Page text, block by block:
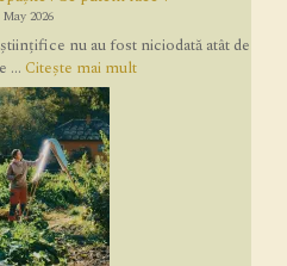
2026
nu au fost niciodată atât de
... Citește mai mult